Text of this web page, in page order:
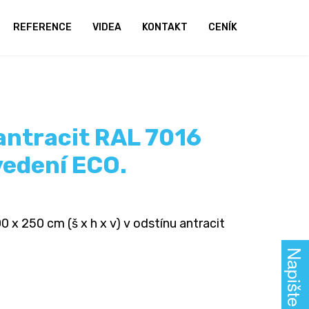
REFERENCE VIDEA KONTAKT CENÍK
RAL 7016
ECO.
x 250 cm (š x h x v) v odstínu antracit